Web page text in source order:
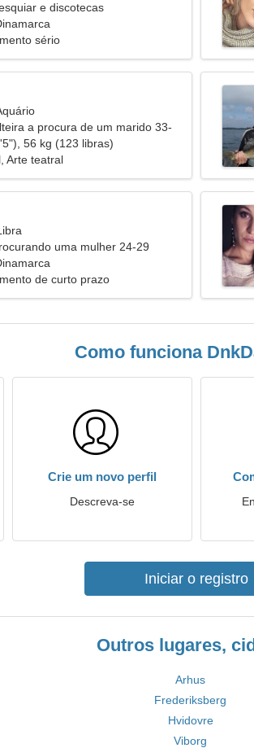
e discotecas
sério
a procura de um marido 33-
56 kg (123 libras)
Arte teatral
uma mulher 24-29
de curto prazo
Como funciona
Crie um novo perfil
Descreva-se
Iniciar o registro
Outros lugares,
Arhus
Frederiksberg
Hvidovre
Viborg